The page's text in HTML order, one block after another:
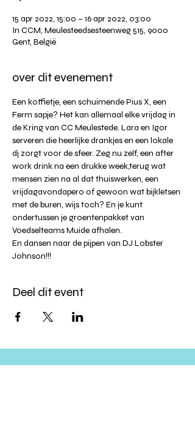
15 apr 2022, 15:00 – 16 apr 2022, 03:00
In CCM, Meulesteedsesteenweg 515, 9000
Gent, België
over dit evenement
Een koffietje, een schuimende Pius X, een
Ferm sapje? Het kan allemaal elke vrijdag in
de Kring van CC Meulestede. Lara en Igor
serveren die heerlijke drankjes en een lokale
dj zorgt voor de sfeer. Zeg nu zelf, een after
work drink na een drukke week,terug wat
mensen zien na al dat thuiswerken, een
vrijdagavondapero of gewoon wat bijkletsen
met de buren, wijs toch? En je kunt
ondertussen je groentenpakket van
Voedselteams Muide afhalen.
En dansen naar de pijpen van DJ Lobster
Johnson!!!
Deel dit event
Altijd op de hoogte blijven?